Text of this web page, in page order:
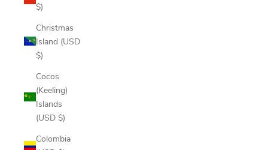
$)
Christmas
Island (USD
$)
Cocos
(Keeling)
Islands
(USD $)
Colombia